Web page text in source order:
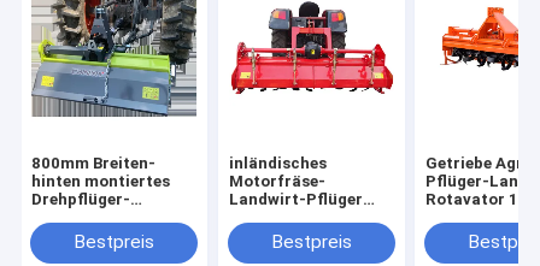
800mm Breiten-
hinten montiertes
Drehpflüger-
Zubehör 155kg
Bestpreis
inländisches
Motorfräse-
Landwirt-Pflüger
Garten-70hp
Wassersparen
Bestpreis
Getriebe Agri-
Pflüger-
Rotavator